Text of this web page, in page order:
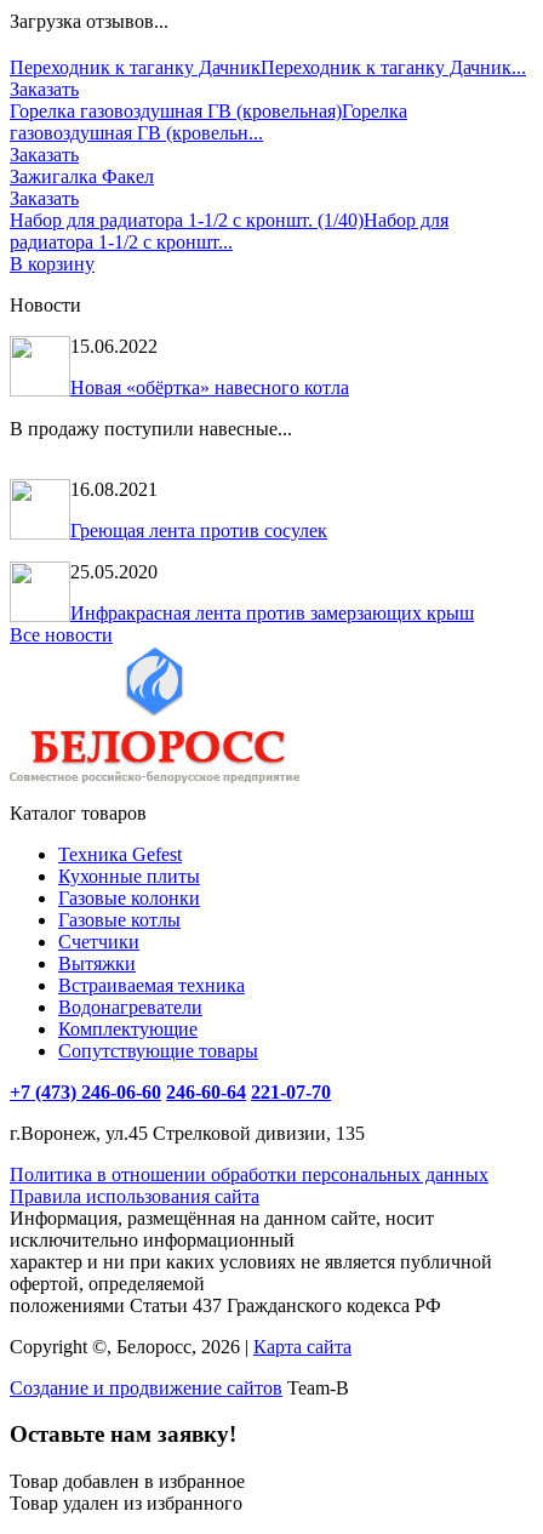
Загрузка отзывов...
Переходник к таганку ДачникПереходник к таганку Дачник...
Заказать
Горелка газовоздушная ГВ (кровельная)Горелка
газовоздушная ГВ (кровельн...
Заказать
Зажигалка Факел
Заказать
Набор для радиатора 1-1/2 с кроншт. (1/40)Набор для
радиатора 1-1/2 с кроншт...
В корзину
Новости
15.06.2022
Новая «обёртка» навесного котла
В продажу поступили навесные...
16.08.2021
Греющая лента против сосулек
25.05.2020
Инфракрасная лента против замерзающих крыш
Все новости
Каталог товаров
Техника Gefest
Кухонные плиты
Газовые колонки
Газовые котлы
Счетчики
Вытяжки
Встраиваемая техника
Водонагреватели
Комплектующие
Сопутствующие товары
+7 (473) 246-06-60 246-60-64 221-07-70
г.Воронеж, ул.45 Стрелковой дивизии, 135
Политика в отношении обработки персональных данных
Правила использования сайта
Информация, размещённая на данном сайте, носит
исключительно информационный
характер и ни при каких условиях не является публичной
офертой, определяемой
положениями Статьи 437 Гражданского кодекса РФ
Copyright ©, Белоросс, 2026 | Карта сайта
Создание и продвижение сайтов Team-B
Оставьте нам заявку!
Товар добавлен в избранное
Товар удален из избранного